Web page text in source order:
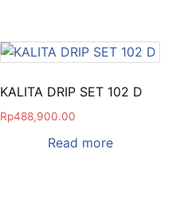
KALITA DRIP SET 102 D
Rp488,900.00
Read more